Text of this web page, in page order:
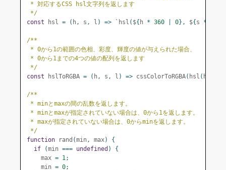
* 対応するCSS hsl文字列を返します
*/
const hsl = ( h, s , l ) => ` hsl ( ${ h * 360 0}, ${ s *
/**
* 0から1の範囲の色相、彩度、輝度の値が与えられた場合、
* 0から1までの4つの値の配列を返します
*/
const hslToRGBA = ( h, s , l ) => cssColorToRGBA( hsl ( h
/**
* minとmaxの間の乱数を返します。
* minとmaxが指定されていない場合は、0から1を返します。
* maxが指定されていない場合は、0からminを返します。
*/
function rand (min, max)
{
if
(min === undefined )
{
    max
= 1;
    min
= 0;